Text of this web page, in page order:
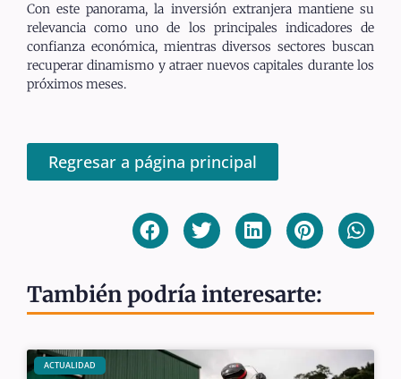
Con este panorama, la inversión extranjera mantiene su
relevancia como uno de los principales indicadores de
confianza económica, mientras diversos sectores buscan
recuperar dinamismo y atraer nuevos capitales durante los
próximos meses.
Regresar a página principal
También podría interesarte:
ACTUALIDAD